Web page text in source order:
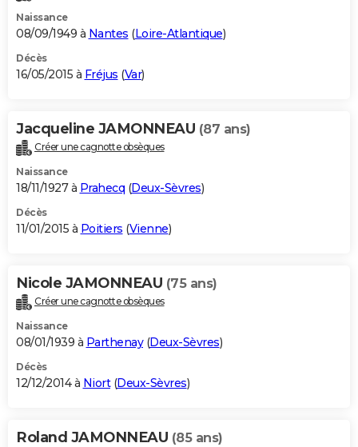
Naissance
08/09/1949 à Nantes (Loire-Atlantique)
Décès
16/05/2015 à Fréjus (Var)
Jacqueline JAMONNEAU (87 ans)
Créer une cagnotte obsèques
Naissance
18/11/1927 à Prahecq (Deux-Sèvres)
Décès
11/01/2015 à Poitiers (Vienne)
Nicole JAMONNEAU (75 ans)
Créer une cagnotte obsèques
Naissance
08/01/1939 à Parthenay(Deux-Sèvres)
Décès
12/12/2014 à Niort(Deux-Sèvres)
Roland JAMONNEAU (85 ans)